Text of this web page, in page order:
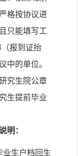
格按协议进
只能填写工
报到证抬
中的单位。
究生院公章
生提前毕业
明：
业生户档回生